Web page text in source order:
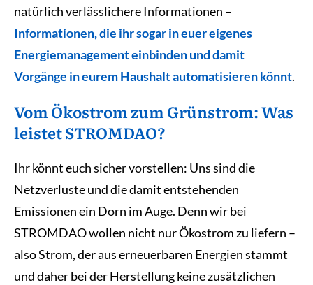
natürlich verlässlichere Informationen –
Informationen, die ihr sogar in euer eigenes
Energiemanagement einbinden und damit
Vorgänge in eurem Haushalt automatisieren könnt.
Vom Ökostrom zum Grünstrom: Was
leistet STROMDAO?
Ihr könnt euch sicher vorstellen: Uns sind die
Netzverluste und die damit entstehenden
Emissionen ein Dorn im Auge. Denn wir bei
STROMDAO wollen nicht nur Ökostrom zu liefern –
also Strom, der aus erneuerbaren Energien stammt
und daher bei der Herstellung keine zusätzlichen